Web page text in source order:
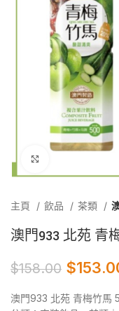
主頁 飲品 茶類
澳門933 北苑 青
$158.00 $
澳門933 北苑 青梅竹馬